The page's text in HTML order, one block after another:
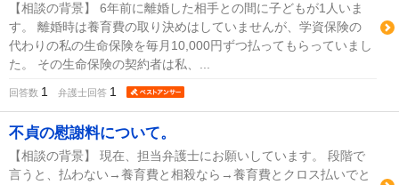
【相談の背景】 6年前に離婚した相手との間に子どもが1人いま
す。 離婚時は養育費の取り決めはしていませんが、学資保険の
代わりの私の生命保険を毎月10,000円ずつ払ってもらっていまし
た。 その生命保険の契約者は私、...
回答数 1 弁護士回答 1
不貞の慰謝料について。
【相談の背景】 現在、担当弁護士にお願いしています。 段階で
言うと、払わない→養育費と相殺なら→養育費とクロス払いでと